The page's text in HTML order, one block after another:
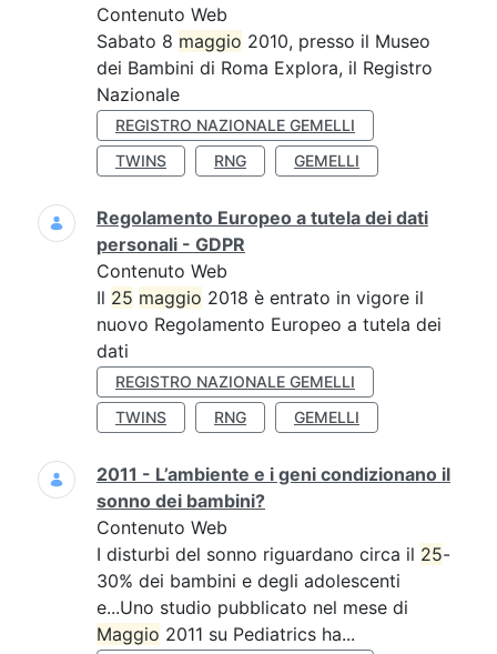
Contenuto Web
Sabato 8 maggio 2010, presso il Museo
dei Bambini di Roma Explora, il Registro
Nazionale
REGISTRO NAZIONALE GEMELLI
TWINS
RNG GEMELLI
Regolamento Europeo a tutela dei dati
personali - GDPR
Contenuto Web
Il 25 maggio 2018 è entrato in vigore il
nuovo Regolamento Europeo a tutela dei
dati
REGISTRO NAZIONALE GEMELLI
TWINS
RNG GEMELLI
2011 - L’ambiente e i geni condizionano il
sonno dei bambini?
Contenuto Web
I disturbi del sonno riguardano circa il 25-
30% dei bambini e degli adolescenti
e...Uno studio pubblicato nel mese di
Maggio 2011 su Pediatrics ha...